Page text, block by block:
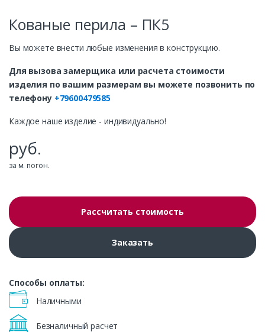
Кованые перила – ПК5
Вы можете внести любые изменения в конструкцию.
Для вызова замерщика или расчета стоимости
изделия по вашим размерам вы можете позвонить по
телефону +79600479585
Каждое наше изделие - индивидуально!
руб.
за м. погон.
Рассчитать стоимость
Заказать
Способы оплаты:
Наличными
Безналичный расчет